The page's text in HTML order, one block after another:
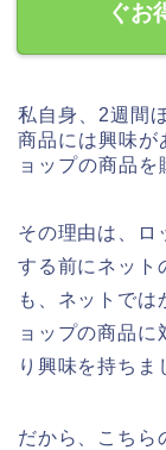
ぐお
私自身、2週間
商品には興味が
ョップの商品を
その理由は、ロ
する前にネット
も、ネットでは
ョップの商品
り興味を持ちま
だから、こちら